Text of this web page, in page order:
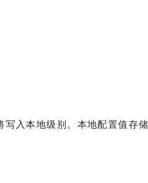
入本地级别。本地配置值存储